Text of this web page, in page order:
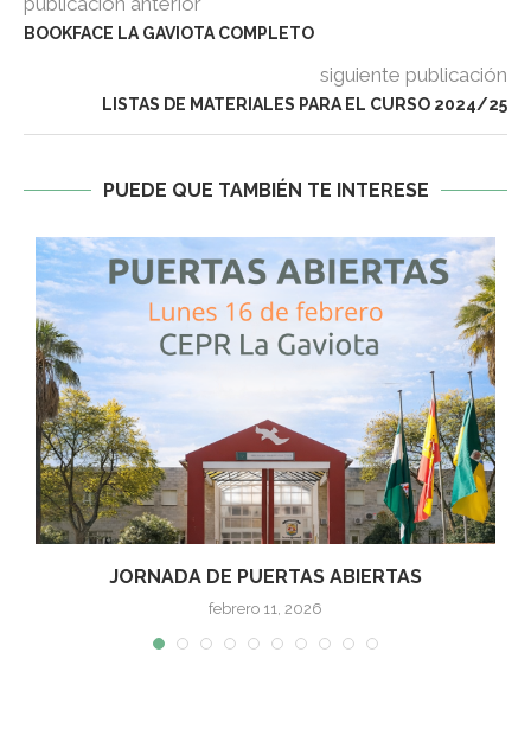
BOOKFACE LA GAVIOTA COMPLETO
siguiente publicación
LISTAS DE MATERIALES PARA EL CURSO 2024/25
PUEDE QUE TAMBIÉN TE INTERESE
JORNADA DE PUERTAS ABIERTAS
febrero 11, 2026